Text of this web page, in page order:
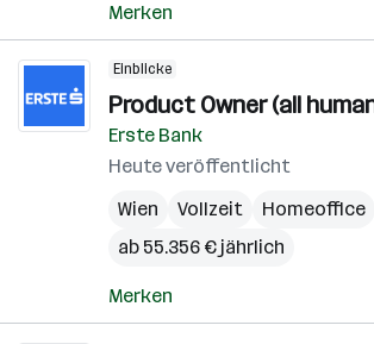
Merken
Einblicke
Product Owner (all
Erste Bank
Heute veröffentlicht
Wien
Vollzeit
Homeoffice
ab 55.356 € jährlich
Merken